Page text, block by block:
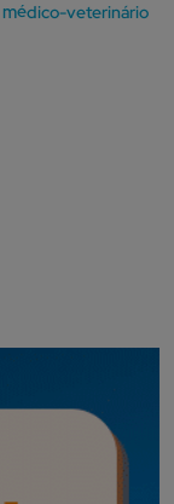
médico-veterinário